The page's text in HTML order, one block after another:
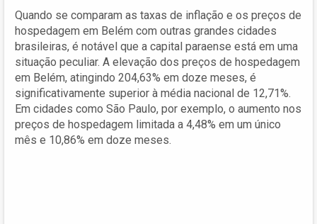
Quando se comparam as taxas de inflação e os preços de
hospedagem em Belém com outras grandes cidades
brasileiras, é notável que a capital paraense está em uma
situação peculiar. A elevação dos preços de hospedagem
em Belém, atingindo 204,63% em doze meses, é
significativamente superior à média nacional de 12,71%.
Em cidades como São Paulo, por exemplo, o aumento nos
preços de hospedagem limitada a 4,48% em um único
mês e 10,86% em doze meses.